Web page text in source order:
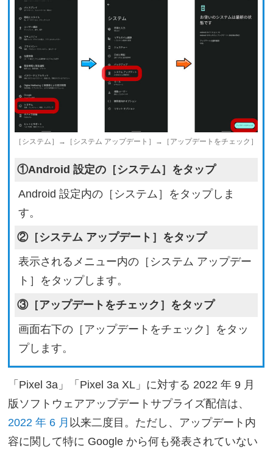
［システム］→［システム アップデート］→［アップデートをチェック］
①Android 設定の［システム］をタップ
Android 設定内の［システム］をタップしま
す。
②［システム アップデート］をタップ
表示されるメニュー内の［システム アップデー
ト］をタップします。
③［アップデートをチェック］をタップ
画面右下の［アップデートをチェック］をタッ
プします。
「Pixel 3a」「Pixel 3a XL」に対する 2022 年 9 月
版ソフトウェアアップデートサプライズ配信は、
2022 年 6 月 以来二度目。ただし、アップデート内
容に関して特に Google から何も発表されていない